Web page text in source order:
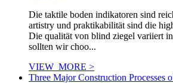
Die taktile boden indikatoren sind
artistry und praktikabilität sind die
Die qualität von blind ziegel variiert
sollten wir choo...
VIEW_MORE >
Three Major Construction Processes